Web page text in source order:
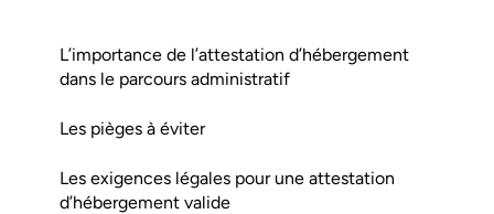
L’importance de l’attestation d’hébergement
dans le parcours administratif
Les pièges à éviter
Les exigences légales pour une attestation
d’hébergement valide